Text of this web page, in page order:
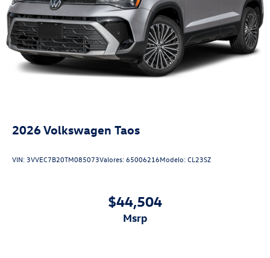
2026Volkswagen Taos
VIN: 3VVEC7B20TM085073Valores:65006216Modelo:CL23SZ
$44,504
msrp